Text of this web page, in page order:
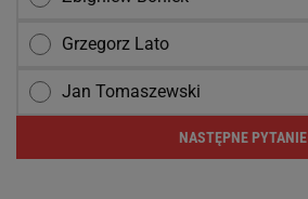
Grzegorz Lato
Jan Tomaszewski
NASTĘPNE PYTANIE